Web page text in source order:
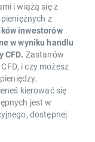
i wiążą się z
z
inwestorów
w wyniku handlu
CFD. Zastanów
i czy możesz
kierować się
jest w
dostępnej